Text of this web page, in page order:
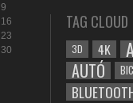
9
16
23
30
TAG CLOUD
3D 4K
AUTÓ